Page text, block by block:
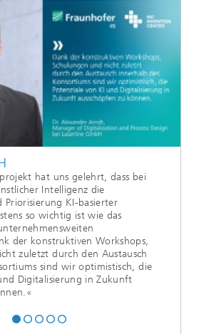
hat uns gelehrt, dass bei
Intelligenz die
KI-basierter
so wichtig ist wie das
der konstruktiven Workshops,
zuletzt durch den Austausch
sind wir optimistisch, die
Digitalisierung in Zukunft